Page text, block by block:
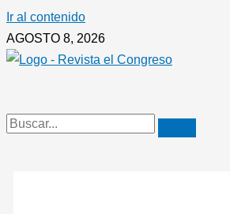
Ir al contenido
AGOSTO 8, 2026